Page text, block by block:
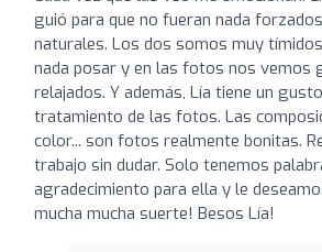
guió para que no fueran nada
naturales. Los dos somos muy
nada posar y en las fotos nos vemos
relajados. Y además, Lía tiene un
tratamiento de las fotos. Las
color... son fotos realmente bonitas.
trabajo sin dudar. Solo tenemos
agradecimiento para ella y le
mucha mucha suerte! Besos Lía!